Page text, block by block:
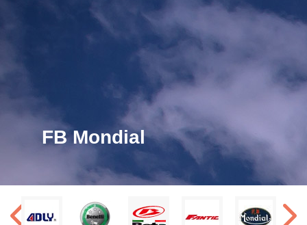
FB Mondial